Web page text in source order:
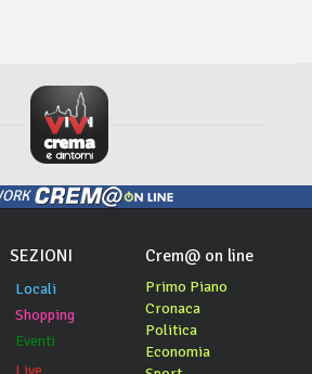
SEZIONI
Locali
Shopping
Eventi
Live
Crem@ on line
Primo Piano
Cronaca
Politica
Economia